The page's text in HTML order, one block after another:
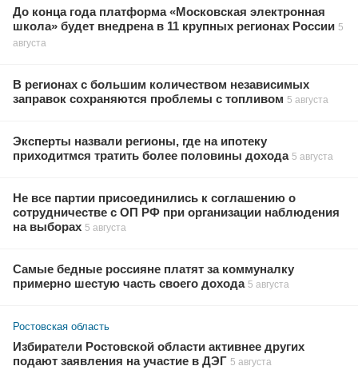
До конца года платформа «Московская электронная
школа» будет внедрена в 11 крупных регионах России 5
августа
В регионах с большим количеством независимых
заправок сохраняются проблемы с топливом 5 августа
Эксперты назвали регионы, где на ипотеку
приходитмся тратить более половины дохода 5 августа
Не все партии присоединились к соглашению о
сотрудничестве с ОП РФ при организации наблюдения
на выборах 5 августа
Самые бедные россияне платят за коммуналку
примерно шестую часть своего дохода 5 августа
Ростовская область
Избиратели Ростовской области активнее других
подают заявления на участие в ДЭГ 5 августа